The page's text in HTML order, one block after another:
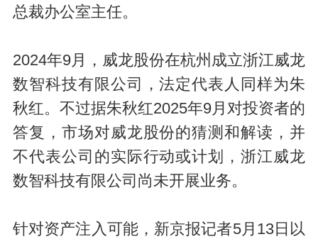
总裁办公室主任。
2024年9月，威龙股份在杭州成立浙江威龙
数智科技有限公司，法定代表人同样为朱
秋红。不过据朱秋红2025年9月对投资者的
答复，市场对威龙股份的猜测和解读，并
不代表公司的实际行动或计划，浙江威龙
数智科技有限公司尚未开展业务。
针对资产注入可能，新京报记者5月13日以